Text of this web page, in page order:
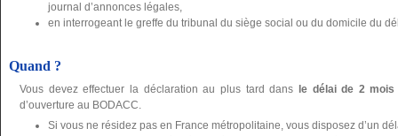
journal d’annonces légales,
en interrogeant le greffe du tribunal du siège social ou du domicile du
Quand ?
Vous devez effectuer la déclaration au plus tard dans le délai de 2 mois
d’ouverture au BODACC.
Si vous ne résidez pas en France métropolitaine, vous disposez d’un